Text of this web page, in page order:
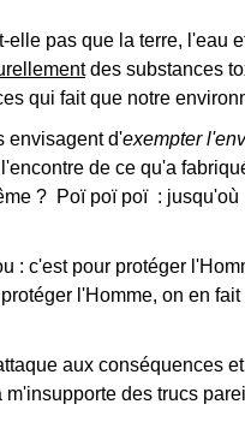
elle pas que la terre, l'eau
des substances
qui fait que notre
envisagent d'exempter
de ce qu'a
? Poï poï poï : jusqu'où
: c'est pour protéger
l'Homme, on en
aux conséquences
des trucs